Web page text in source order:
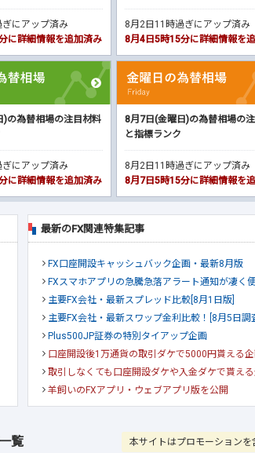
にアップ済み
に詳細情報を追加済み
8月2日11時過ぎにアップ済み
8月4日5時15分に詳細情報を
)の為替相場の注目材料
にアップ済み
に詳細情報を追加済み
8月7日(金曜日)の為替相場の
と指標ランク
8月2日11時過ぎにアップ済み
8月7日5時15分に詳細情報を
最新のFX関連特集記事
FX口座開設キャッシュバック企画・最新8月版
FXスマホアプリの急騰急落アラート通知が凄く
主要FX会社・最新スプレッド比較[8月1日版]
主要FX会社・最新スワップ金利比較！[8月5日調
Plus500JP証券の特別タイアップ企画
口座開設後1万通貨の取引ダケで5000円貰える
取引しなくても口座開設ダケや入金ダケで貰え
羊飼いのFXアプリ・ウェブアプリ版を公開
覧 本サイトはプロモーションを